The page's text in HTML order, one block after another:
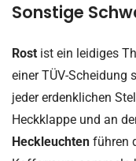
Sonstige
Rost ist ein leidiges
einer TÜV-Scheidung
jeder erdenklichen
Heckklappe und an
Heckleuchten führen